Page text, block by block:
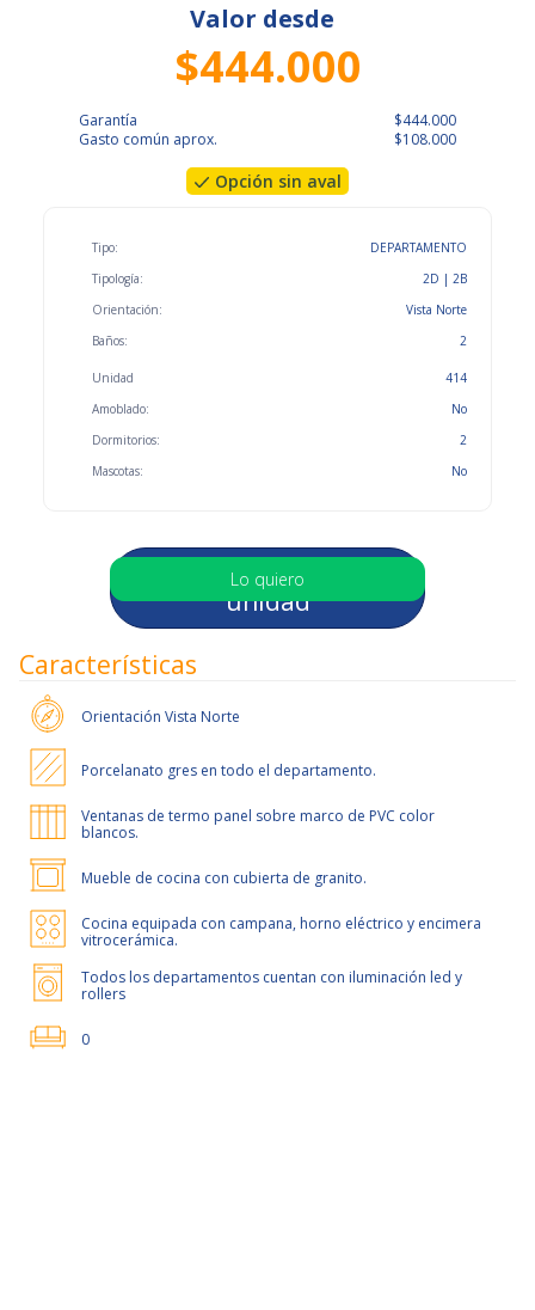
Valor desde
$444.000
Garantía
Gasto común aprox.
$444.000
$108.000
Opción sin aval
Tipo:
Tipología:
Orientación:
Baños:
DEPARTAMENTO
2D | 2B
Vista Norte
2
Unidad
Amoblado:
Dormitorios:
Mascotas:
414
No
2
No
Selecciona otra
unidad
Lo quiero
Características
Orientación Vista Norte
Porcelanato gres en todo el departamento.
Ventanas de termo panel sobre marco de PVC color
blancos.
Mueble de cocina con cubierta de granito.
Cocina equipada con campana, horno eléctrico y encimera
vitrocerámica.
Todos los departamentos cuentan con iluminación led y
rollers
0